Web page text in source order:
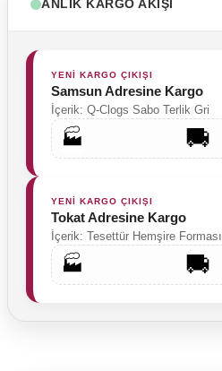
ANLIK KARGO AKIŞI
YENİ KARGO ÇIKIŞI
Samsun Adresine Kargo
İçerik: Q-Clogs Sabo Terlik Gri
🏭 🚚
YENİ KARGO ÇIKIŞI
Tokat Adresine Kargo
İçerik: Tesettür Hemşire Forması
🏭 🚚